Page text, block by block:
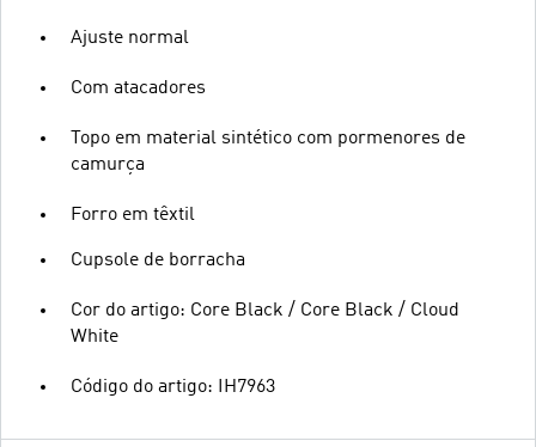
Ajuste normal
Com atacadores
Topo em material sintético com pormenores de
camurça
Forro em têxtil
Cupsole de borracha
Cor do artigo: Core Black / Core Black / Cloud
White
Código do artigo: IH7963